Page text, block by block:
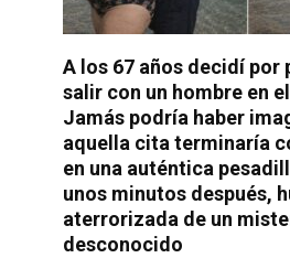
A los 67 años decidí por
salir con un hombre en
Jamás podría haber
aquella cita terminaría
en una auténtica
unos minutos después,
aterrorizada de un
desconocido